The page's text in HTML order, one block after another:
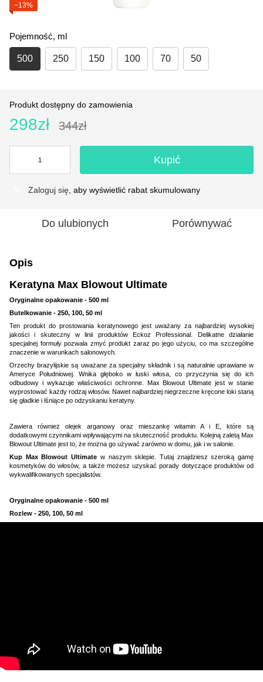
−13%
Pojemność, ml
500 250 150 100 70 50
Produkt dostępny do zamowienia
298zł 344zł
Kupić
Zaloguj się , aby wyświetlić rabat skumulowany
Do ulubionych Porównywać
Opis
Keratyna Max Blowout Ultimate
Oryginalne opakowanie - 500 ml
Butelkowanie - 250, 100, 50 ml
Ten produkt do prostowania keratynowego jest uważany za najbardziej wysokiej
jakości i skuteczny w linii produktów Eckoz Professional. Delikatne działanie
specjalnej formuły pozwala zmyć produkt zaraz po jego użyciu, co ma szczególne
znaczenie w warunkach salonowych.
Orzechy brazylijskie są uważane za specjalny składnik i są naturalnie uprawiane w
Ameryce Południowej. Wnika głęboko w łuski włosa, co przyczynia się do ich
odbudowy i wykazuje właściwości ochronne. Max Blowout Ultimate jest w stanie
wyprostować każdy rodzaj włosów. Nawet najbardziej niegrzeczne kręcone loki staną
się gładkie i lśniące po odzyskaniu keratyny.
Zawiera również olejek arganowy oraz mieszankę witamin A i E, które są
dodatkowymi czynnikami wpływającymi na skuteczność produktu. Kolejną zaletą Max
Blowout Ultimate jest to, że można go używać zarówno w domu, jak i w salonie.
Kup Max Blowout Ultimate w naszym sklepie. Tutaj znajdziesz szeroką gamę
kosmetyków do włosów, a także możesz uzyskać porady dotyczące produktów od
wykwalifikowanych specjalistów.
Oryginalne opakowanie - 500 ml
Rozlew - 250, 100, 50 ml